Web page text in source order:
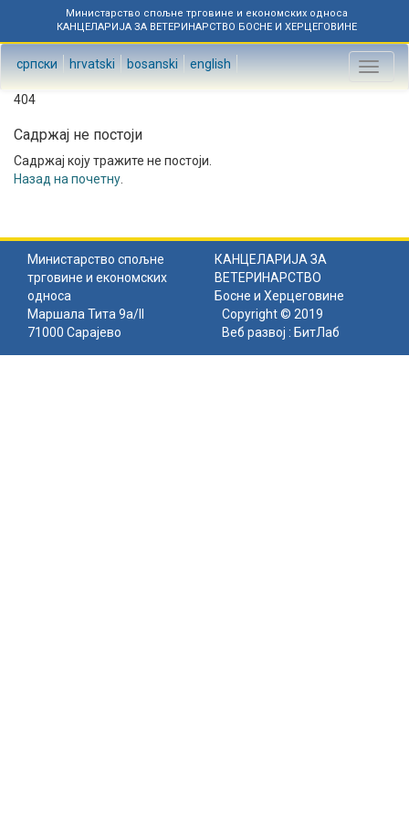
Министарство спољне трговине и економских односа
КАНЦЕЛАРИЈА ЗА ВЕТЕРИНАРСТВО БОСНЕ И ХЕРЦЕГОВИНЕ
српски hrvatski bosanski english
Toggle
404
Садржај не постоји
Садржај коју тражите не постоји.
Назад на почетну
Министарство спољне
трговине и економских
односа
КАНЦЕЛАРИЈА ЗА
ВЕТЕРИНАРСТВО
Босне и Херцеговине
Маршала Тита 9а/II
71000 Сарајево
Copyright © 2019
Веб развој : БитЛаб